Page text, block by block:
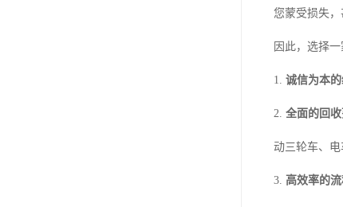
您蒙受损失
因此，选择
1. 诚信为本
2. 全面的回收
动三轮车、电
3. 高效率的